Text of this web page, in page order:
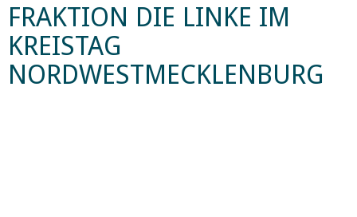
FRAKTION DIE LINKE IM
KREISTAG
NORDWESTMECKLENBURG